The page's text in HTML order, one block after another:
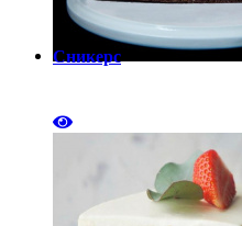
Сникерс